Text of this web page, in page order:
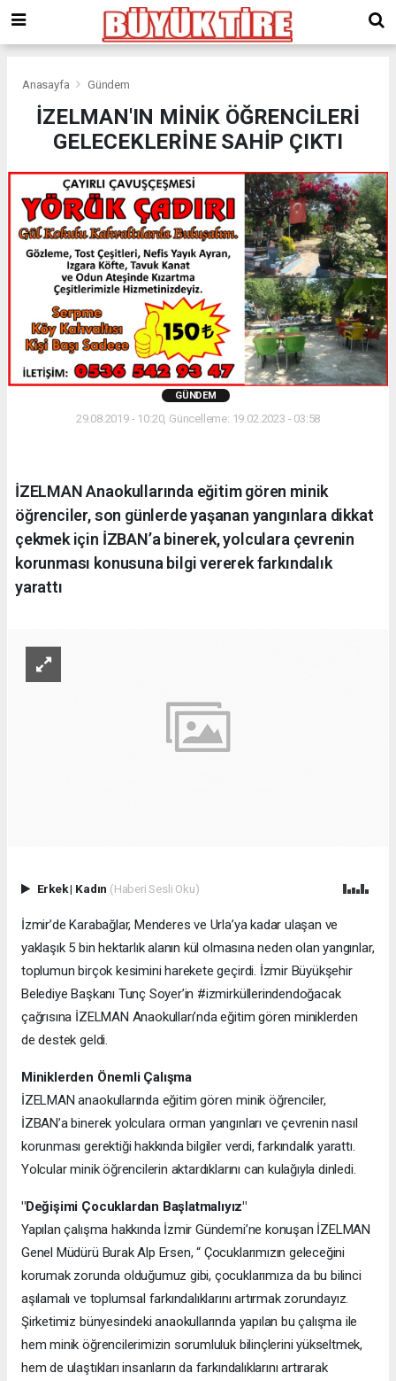
giriş
kingroyal
Anasayfa Gündem
İZELMAN'IN MİNİK ÖĞRENCİLERİ
GELECEKLERİNE SAHİP ÇIKTI
GÜNDEM
29.08.2019 - 10:20, Güncelleme: 19.02.2023 - 03:58
İZELMAN Anaokullarında eğitim gören minik
öğrenciler, son günlerde yaşanan yangınlara dikkat
çekmek için İZBAN’a binerek, yolculara çevrenin
korunması konusuna bilgi vererek farkındalık
yarattı
Erkek| Kadın (Haberi Sesli Oku)
İzmir’de Karabağlar, Menderes ve Urla’ya kadar ulaşan ve
yaklaşık 5 bin hektarlık alanın kül olmasına neden olan yangınlar,
toplumun birçok kesimini harekete geçirdi. İzmir Büyükşehir
Belediye Başkanı Tunç Soyer’in #izmirküllerindendoğacak
çağrısına İZELMAN Anaokulları’nda eğitim gören miniklerden
de destek geldi.
Miniklerden Önemli Çalışma
İZELMAN anaokullarında eğitim gören minik öğrenciler,
İZBAN’a binerek yolculara orman yangınları ve çevrenin nasıl
korunması gerektiği hakkında bilgiler verdi, farkındalık yarattı.
Yolcular minik öğrencilerin aktardıklarını can kulağıyla dinledi.
"Değişimi Çocuklardan Başlatmalıyız"
Yapılan çalışma hakkında İzmir Gündemi’ne konuşan İZELMAN
Genel Müdürü Burak Alp Ersen, “ Çocuklarımızın geleceğini
korumak zorunda olduğumuz gibi, çocuklarımıza da bu bilinci
aşılamalı ve toplumsal farkındalıklarını artırmak zorundayız.
Şirketimiz bünyesindeki anaokullarında yapılan bu çalışma ile
hem minik öğrencilerimizin sorumluluk bilinçlerini yükseltmek,
hem de ulaştıkları insanların da farkındalıklarını artırarak